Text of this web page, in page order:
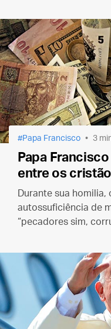
Papa Francisco 3
Papa
entre os
Durante sua
autossuficiência de
“pecadores sim,